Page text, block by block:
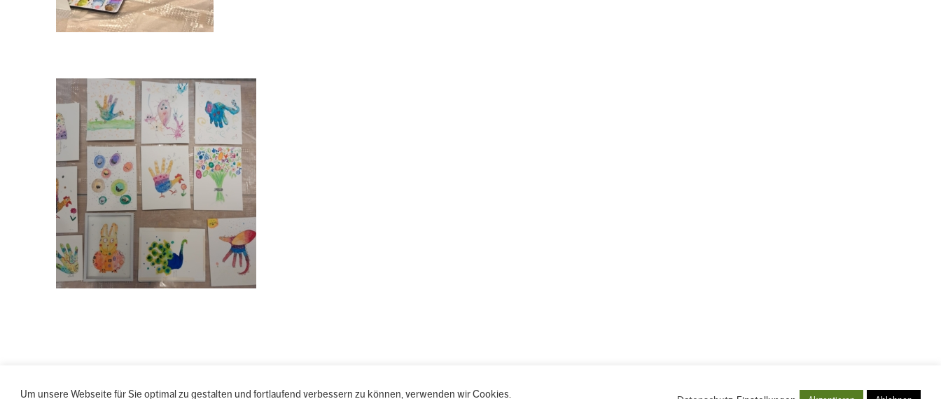
Um unsere Webseite für Sie optimal zu gestalten und fortlaufend verbessern zu können, verwenden wir Cookies.